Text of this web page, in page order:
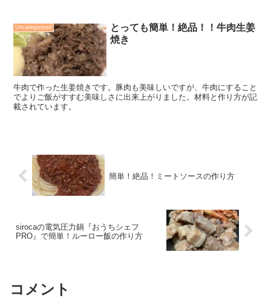
Uncategorized
とっても簡単！絶品！！牛肉生姜
焼き
牛肉で作った生姜焼きです。豚肉も美味しいですが、牛肉にすること
でよりご飯がすすむ美味しさに出来上がりました。材料と作り方が記
載されています。
簡単！絶品！ミートソースの作り方
sirocaの電気圧力鍋『おうちシェフ
PRO』で簡単！ルーロー飯の作り方
コメント